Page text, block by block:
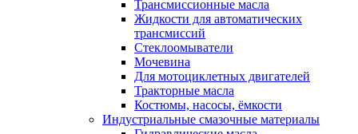
Трансмиссионные масла
Жидкости для автоматических
трансмиссий
Стеклоомыватели
Мочевина
Для мотоциклетных двигателей
Тракторные масла
Костюмы, насосы, ёмкости
Индустриальные смазочные материалы